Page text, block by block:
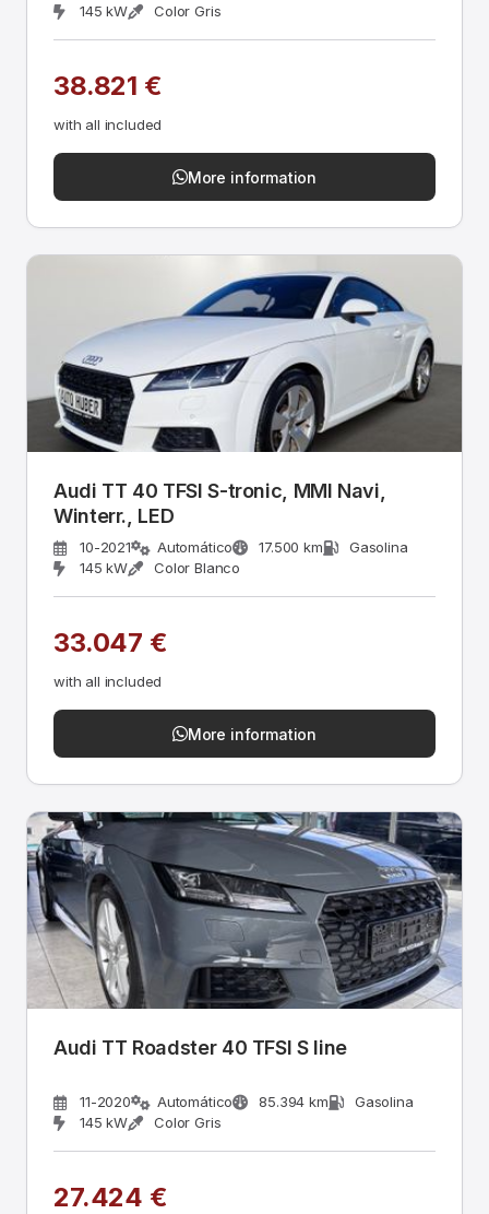
145 kW
Color Gris
38.821 €
with all included
More information
Audi TT 40 TFSI S-tronic, MMI Navi,
Winterr., LED
10-2021 Automático 17.500 km
Gasolina
145 kW
Color Blanco
33.047 €
with all included
More information
Audi TT Roadster 40 TFSI S line
11-2020 Automático 85.394 km
Gasolina
145 kW
Color Gris
27.424 €